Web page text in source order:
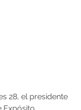
28, el presidente